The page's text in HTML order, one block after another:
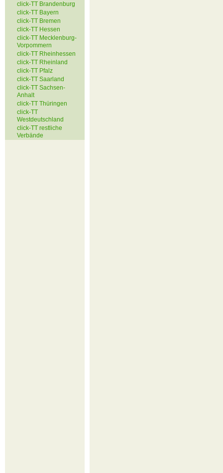
click-TT Brandenburg
click-TT Bayern
click-TT Bremen
click-TT Hessen
click-TT Mecklenburg-
Vorpommern
click-TT Rheinhessen
click-TT Rheinland
click-TT Pfalz
click-TT Saarland
click-TT Sachsen-
Anhalt
click-TT Thüringen
click-TT
Westdeutschland
click-TT restliche
Verbände